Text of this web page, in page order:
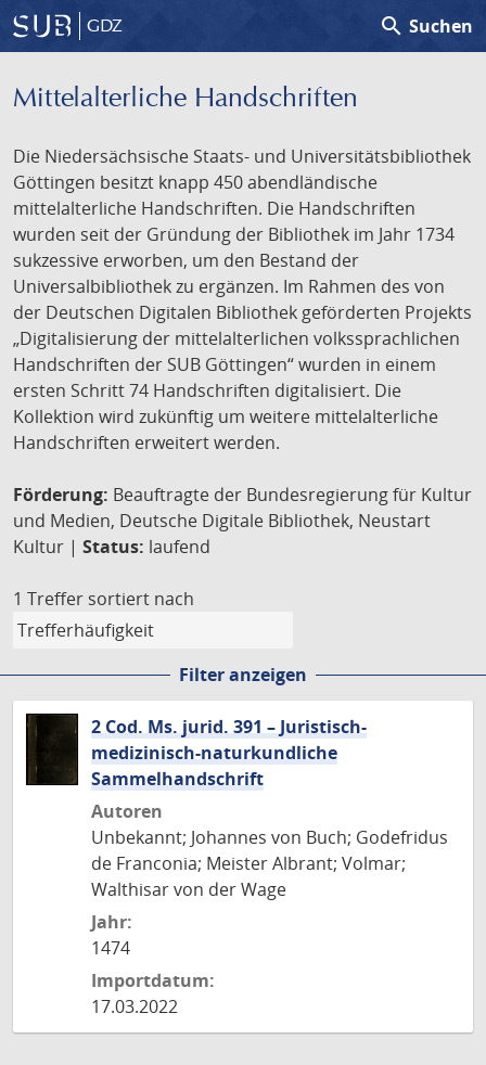
GDZ search Suchen
Mittelalterliche Handschriften
Die Niedersächsische Staats- und Universitätsbibliothek
Göttingen besitzt knapp 450 abendländische
mittelalterliche Handschriften. Die Handschriften
wurden seit der Gründung der Bibliothek im Jahr 1734
sukzessive erworben, um den Bestand der
Universalbibliothek zu ergänzen. Im Rahmen des von
der Deutschen Digitalen Bibliothek geförderten Projekts
„Digitalisierung der mittelalterlichen volkssprachlichen
Handschriften der SUB Göttingen“ wurden in einem
ersten Schritt 74 Handschriften digitalisiert. Die
Kollektion wird zukünftig um weitere mittelalterliche
Handschriften erweitert werden.
Förderung: Beauftragte der Bundesregierung für Kultur
und Medien, Deutsche Digitale Bibliothek, Neustart
Kultur | Status: laufend
1 Treffer sortiert nach
Filter anzeigen
2 Cod. Ms. jurid. 391 – Juristisch-
medizinisch-naturkundliche
Sammelhandschrift
Autoren
Unbekannt; Johannes von Buch; Godefridus
de Franconia; Meister Albrant; Volmar;
Walthisar von der Wage
Jahr:
1474
Importdatum:
17.03.2022